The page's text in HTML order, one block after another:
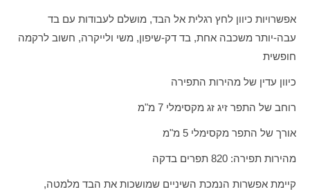
אפשרויות כיוון לחץ רגלית אל הבד, מושלם לעבודות עם בד
עבה-יותר משכבה אחת, בד דק-שיפון, משי ולייקרה, חשוב לרקמה
חופשית
כיוון עדין של מהירות התפירה
רוחב של התפר זיג זג מקסימלי 7 מ"מ
אורך של התפר מקסימלי 5 מ"מ
מהירות תפירה: 820 תפרים בדקה
קיימת אפשרות הנמכת השיניים שמושכות את הבד מלמטה,